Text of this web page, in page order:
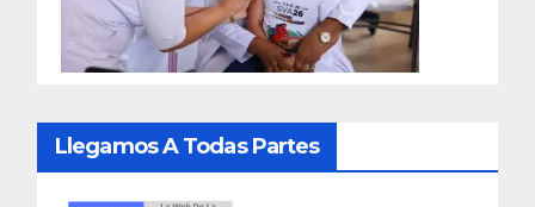
Llegamos A Todas Partes